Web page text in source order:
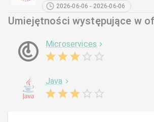
2026-06-06 - 2026-06-06
Umiejętności występujące w
Microservices
Java